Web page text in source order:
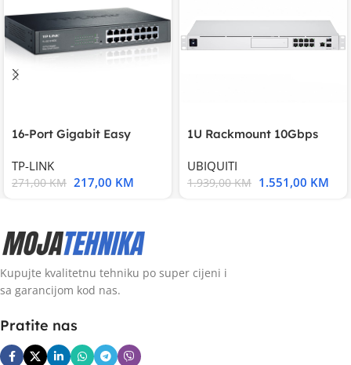
16-Port Gigabit Easy
TP-LINK
271,00KM 217,00 KM
1U Rackmount 10Gbps
UBIQUITI
1.939,00KM 1.551,00 KM
Kupujte kvalitetnu tehniku po super cijeni i
sa garancijom kod nas.
Pratite nas